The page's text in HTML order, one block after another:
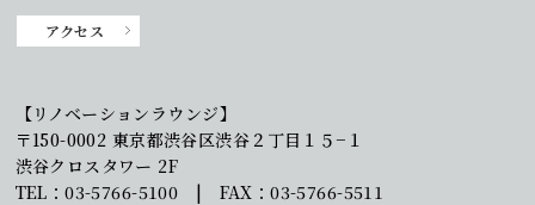
アクセス
【リノベーションラウンジ】
〒150-0002 東京都渋谷区渋谷２丁目１５−１
渋谷クロスタワー 2F
TEL：03-5766-5100 | FAX：03-5766-5511